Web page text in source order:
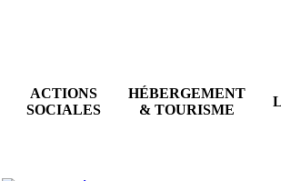
ACTIONS
SOCIALES
HÉBERGEMENT
& TOURISME